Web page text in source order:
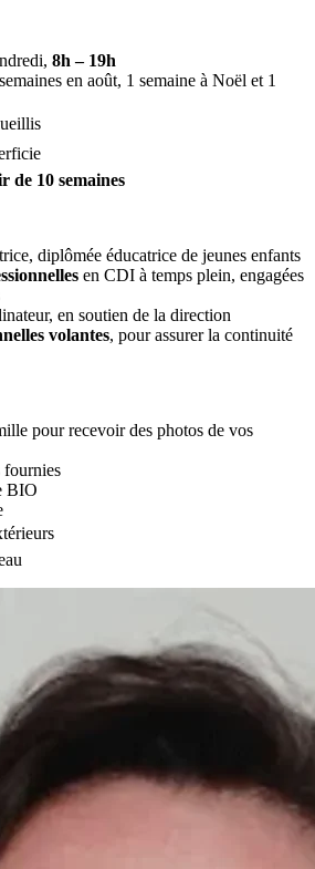
8h – 19h
en août, 1 semaine à Noël et 1
de 10 semaines
diplômée éducatrice de jeunes enfants
en CDI à temps plein, engagées
en soutien de la direction
volantes, pour assurer la continuité
pour recevoir des photos de vos
fournies
BIO